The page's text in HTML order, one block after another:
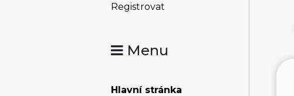
Registrovat
Menu
Hlavní stránka